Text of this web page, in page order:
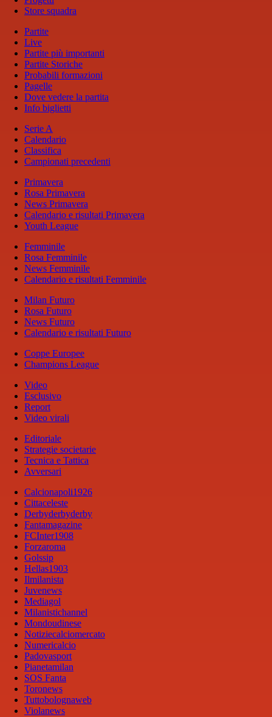
Store squadra
Partite
Live
Partite più importanti
Partite Storiche
Probabili formazioni
Pagelle
Dove vedere la partita
Info biglietti
Serie A
Calendario
Classifica
Campionati precedenti
Primavera
Rosa Primavera
News Primavera
Calendario e risultati Primavera
Youth League
Femminile
Rosa Femminile
News Femminile
Calendario e risultati Femminile
Milan Futuro
Rosa Futuro
News Futuro
Calendario e risultati Futuro
Coppe Europee
Champions League
Video
Esclusivo
Report
Video virali
Editoriale
Strategie societarie
Tecnica e Tattica
Avversari
Calcionapoli1926
Cittaceleste
Derbyderbyderby
Fantamagazine
FCInter1908
Forzaroma
Golssip
Hellas1903
Ilmilanista
Juvenews
Mediagol
Milanistichannel
Mondoudinese
Notiziecalciomercato
Numericalcio
Padovasport
Pianetamilan
SOS Fanta
Toronews
Tuttobolognaweb
Violanews